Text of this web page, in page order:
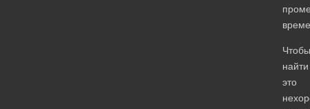
Чтобы
найти
это